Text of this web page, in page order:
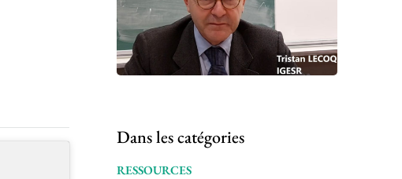
Dans les catégories
RESSOURCES